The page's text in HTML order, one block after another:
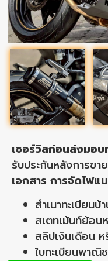
เซอร์วิสก่อนส่งมอ
รับประกันหลังการข
เอกสาร การจัดไฟแ
สำเนาทะเบียน
สเตทเม้นท์ย้อน
สลิปเงินเดือน
ใบทะเบียนพาณิ